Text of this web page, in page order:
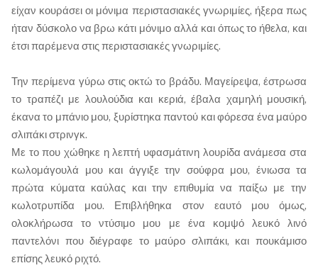
είχαν κουράσει οι μόνιμα περιστασιακές γνωριμίες, ήξερα πως
ήταν δύσκολο να βρω κάτι μόνιμο αλλά και όπως το ήθελα, και
έτσι παρέμενα στις περιστασιακές γνωριμίες.
Την περίμενα γύρω στις οκτώ το βράδυ. Μαγείρεψα, έστρωσα
το τραπέζι με λουλούδια και κεριά, έβαλα χαμηλή μουσική,
έκανα το μπάνιο μου, ξυρίστηκα παντού και φόρεσα ένα μαύρο
σλιπάκι στρινγκ.
Με το που χώθηκε η λεπτή υφασμάτινη λουρίδα ανάμεσα στα
κωλομάγουλά μου και άγγιξε την σούφρα μου, ένιωσα τα
πρώτα κύματα καύλας και την επιθυμία να παίξω με την
κωλοτρυπίδα μου. Επιβλήθηκα στον εαυτό μου όμως,
ολοκλήρωσα το ντύσιμο μου με ένα κομψό λευκό λινό
παντελόνι που διέγραφε το μαύρο σλιπάκι, και πουκάμισο
επίσης λευκό ριχτό.